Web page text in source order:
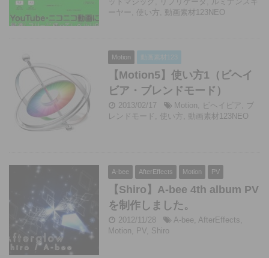
ーヤー , 使い方, 動画素材123NEO
Motion
【Motion5】使い方1（ビヘイ
ビア・ブレンドモード）
2013/02/17 Motion, ビヘイビア , ブ
レンドモード , 使い方, 動画素材123NEO
A-bee AfterEffects Motion PV
【Shiro】A-bee 4th album PV
を制作しました。
2012/11/28 A-bee, AfterEffects,
Motion, PV, Shiro